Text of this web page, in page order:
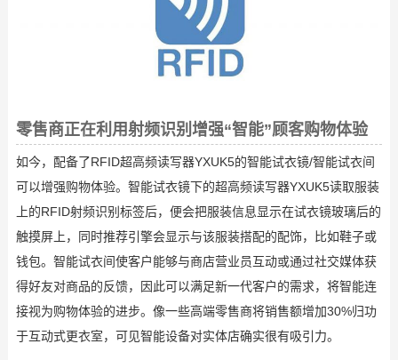
零售商正在利用射频识别增强“智能”顾客购物体验
如今，配备了RFID超高频读写器YXUK5的智能试衣镜/智能试衣间
可以增强购物体验。智能试衣镜下的超高频读写器YXUK5读取服装
上的RFID射频识别标签后，便会把服装信息显示在试衣镜玻璃后的
触摸屏上，同时推荐引擎会显示与该服装搭配的配饰，比如鞋子或
钱包。智能试衣间使客户能够与商店营业员互动或通过社交媒体获
得好友对商品的反馈，因此可以满足新一代客户的需求，将智能连
接视为购物体验的进步。像一些高端零售商将销售额增加30%归功
于互动式更衣室，可见智能设备对实体店确实很有吸引力。